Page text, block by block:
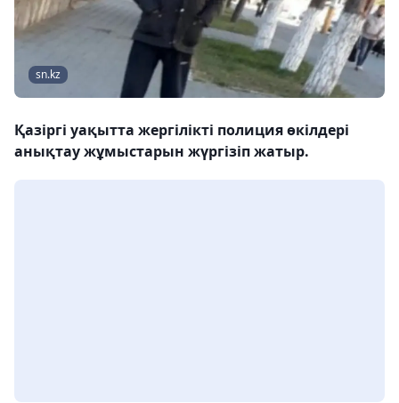
sn.kz
Қазіргі уақытта жергілікті полиция өкілдері
анықтау жұмыстарын жүргізіп жатыр.